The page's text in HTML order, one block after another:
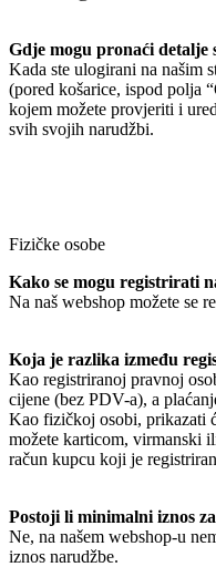
Gdje mogu pronaći detalje
Kada ste ulogirani na našim
(pored košarice, ispod polja
kojem možete provjeriti i
svih svojih narudžbi.
Fizičke osobe
Kako se mogu registrirati
Na naš webshop možete se
Koja je razlika između
Kao registriranoj pravnoj
cijene (bez PDV-a), a
Kao fizičkoj osobi, prikazati
možete karticom, virmanski
račun kupcu koji je
Postoji li minimalni iznos
Ne, na našem webshop-u
iznos narudžbe.